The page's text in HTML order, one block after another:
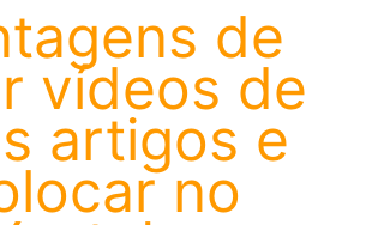
de
vídeos de
artigos e
no